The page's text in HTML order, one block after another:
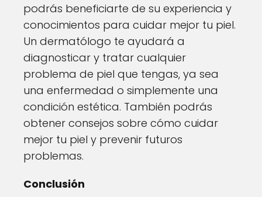
podrás beneficiarte de su experiencia y
conocimientos para cuidar mejor tu piel.
Un dermatólogo te ayudará a
diagnosticar y tratar cualquier
problema de piel que tengas, ya sea
una enfermedad o simplemente una
condición estética. También podrás
obtener consejos sobre cómo cuidar
mejor tu piel y prevenir futuros
problemas.
Conclusión